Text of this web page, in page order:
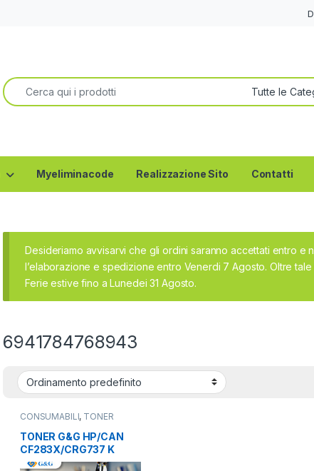
Ricerca per:
Myeliminacode Realizzazione Sito Contatti
Desideriamo avvisarvi che gli ordini saranno accettati entro
l’elaborazione e spedizione entro Venerdi 7 Agosto. Oltre
Ferie estive fino a Lunedei 31 Agosto.
6941784768943
CONSUMABILI, TONER
TONER G&G HP/CAN
CF283X/CRG737 K
2200 PAG